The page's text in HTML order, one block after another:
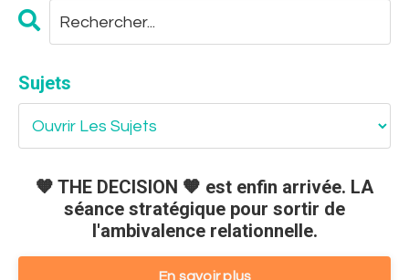
Sujets
🧡 THE DECISION 🧡 est enfin arrivée. LA
séance stratégique pour sortir de
l'ambivalence relationnelle.
En savoir plus